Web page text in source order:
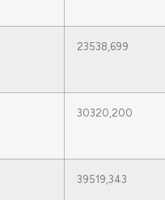
23538,699
30320,200
39519,343